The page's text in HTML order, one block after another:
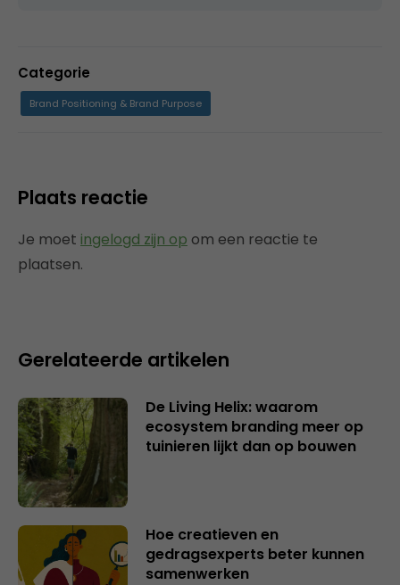
Categorie
Brand Positioning & Brand Purpose
Plaats reactie
Je moet ingelogd zijn op om een reactie te
plaatsen.
Gerelateerde artikelen
De Living Helix: waarom
ecosystem branding meer op
tuinieren lijkt dan op bouwen
Hoe creatieven en
gedragsexperts beter kunnen
samenwerken